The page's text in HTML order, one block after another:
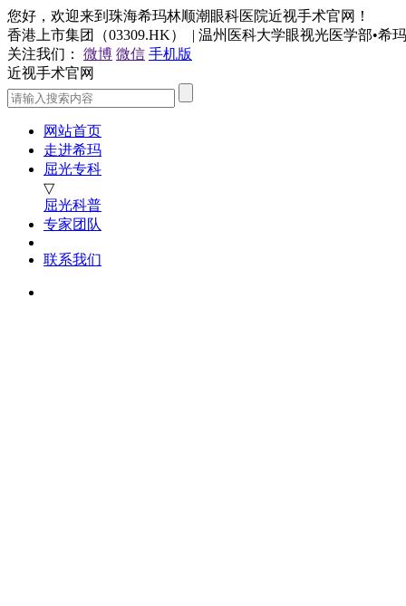
您好，欢迎来到珠海希玛林顺潮眼科医院近视手术官网！
香港上市集团（03309.HK） | 温州医科大学眼视光医学部•希
关注我们：
微博 微信 手机版
近视手术官网
网站首页
走进希玛
屈光专科
▽
屈光科普
专家团队
联系我们